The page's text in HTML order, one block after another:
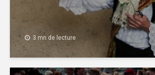
3 mn de lecture